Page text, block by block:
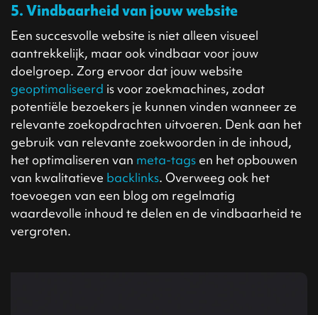
5. Vindbaarheid van jouw website
Een succesvolle website is niet alleen visueel
aantrekkelijk, maar ook vindbaar voor jouw
doelgroep. Zorg ervoor dat jouw website
geoptimaliseerd is voor zoekmachines, zodat
potentiële bezoekers je kunnen vinden wanneer ze
relevante zoekopdrachten uitvoeren. Denk aan het
gebruik van relevante zoekwoorden in de inhoud,
het optimaliseren van meta-tags en het opbouwen
van kwalitatieve backlinks. Overweeg ook het
toevoegen van een blog om regelmatig
waardevolle inhoud te delen en de vindbaarheid te
vergroten.